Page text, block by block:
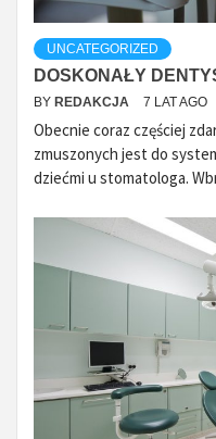
UNCATEGORIZED
DOSKONAŁY
BY REDAKCJA 7 LAT AGO
Obecnie coraz częściej
zmuszonych jest do
dziećmi u stomatologa.